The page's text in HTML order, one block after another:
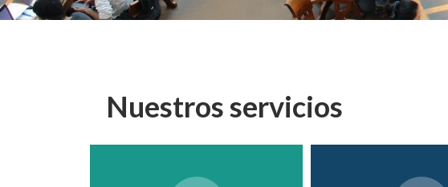
Nuestros servicios